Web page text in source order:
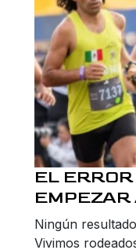
EL
EMPEZAR
Ningún
Vivimos